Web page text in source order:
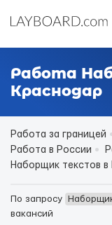
Работа
Краснодар
Работа за границей
Работа в России
Наборщик текстов в
По запросу
вакансий